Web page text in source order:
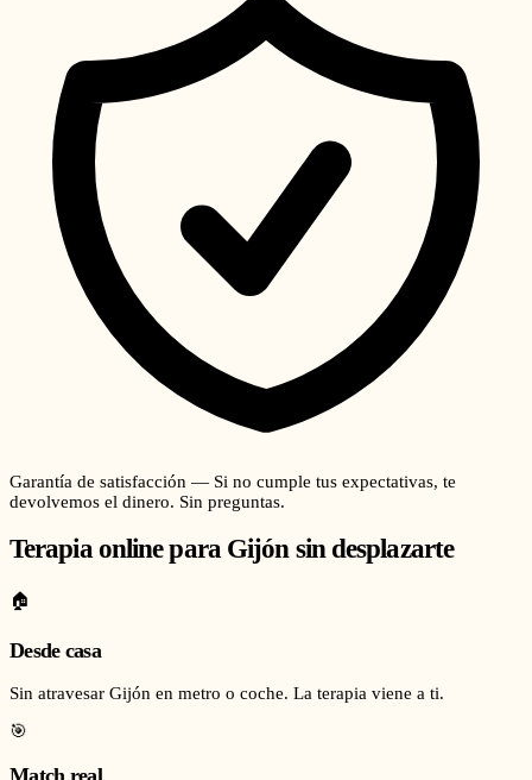
Garantía de satisfacción — Si no cumple tus expectativas, te
devolvemos el dinero. Sin preguntas.
Terapia online para Gijónsin desplazarte
🏠
Desde casa
Sin atravesar Gijón en metro o coche. La terapia viene a ti.
🎯
Match real